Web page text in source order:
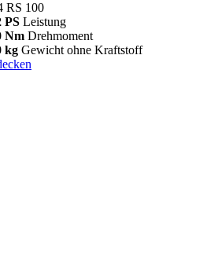
RS 100
PS Leistung
Nm Drehmoment
kg Gewicht ohne Kraftstoff